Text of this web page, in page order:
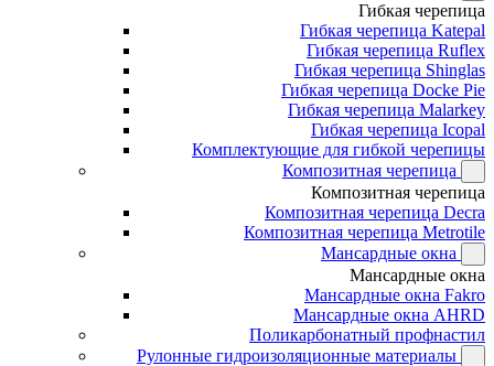
Гибкая черепица
Гибкая черепица Katepal
Гибкая черепица Ruflex
Гибкая черепица Shinglas
Гибкая черепица Docke Pie
Гибкая черепица Malarkey
Гибкая черепица Icopal
Комплектующие для гибкой черепицы
Композитная черепица
Композитная черепица
Композитная черепица Decra
Композитная черепица Metrotile
Мансардные окна
Мансардные окна
Мансардные окна Fakro
Мансардные окна AHRD
Поликарбонатный профнастил
Рулонные гидроизоляционные материалы